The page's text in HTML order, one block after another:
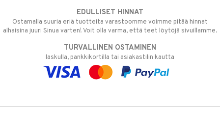
EDULLISET HINNAT
Ostamalla suuria eriä tuotteita varastoomme voimme pitää hinnat
alhaisina juuri Sinua varten! Voit olla varma, että teet löytöjä sivuillamme.
TURVALLINEN OSTAMINEN
laskulla, pankkikortilla tai asiakastilin kautta